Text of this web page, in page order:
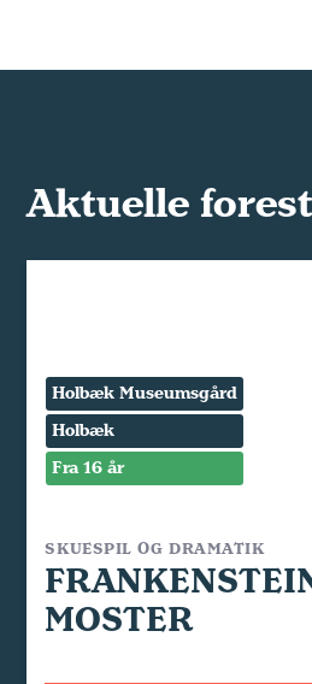
Aktuelle
Holbæk Museumsgård
Holbæk
Fra 16 år
SKUESPIL OG DRAMATIK
MOSTER